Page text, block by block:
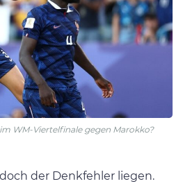
WM-Viertelfinale gegen Marokko?
der Denkfehler liegen.